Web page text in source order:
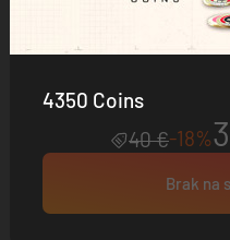
4350 Coins
40 €-18%
Brak na